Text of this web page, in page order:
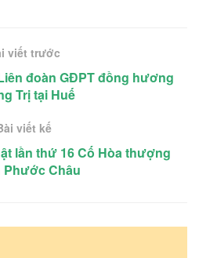
viết trước
đoàn GĐPT đồng hương
Trị tại Huế
viết kế
lần thứ 16 Cố Hòa thượng
Phước Châu